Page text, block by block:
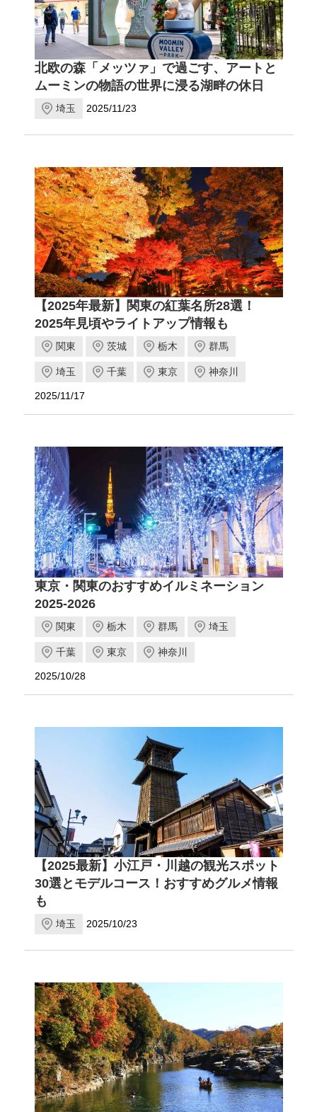
北欧の森「メッツァ」で過ごす、アートと
ムーミンの物語の世界に浸る湖畔の休日
埼玉 2025/11/23
【2025年最新】関東の紅葉名所28選！
2025年見頃やライトアップ情報も
関東 茨城 栃木 群馬
埼玉 千葉 東京 神奈川
2025/11/17
東京・関東のおすすめイルミネーション
2025-2026
関東 栃木 群馬 埼玉
千葉 東京 神奈川
2025/10/28
【2025最新】小江戸・川越の観光スポット
30選とモデルコース！おすすめグルメ情報
も
埼玉 2025/10/23